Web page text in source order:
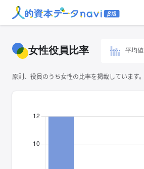
女性役員比率 平均値
原則、役員のうち女性の比率を掲載しています。